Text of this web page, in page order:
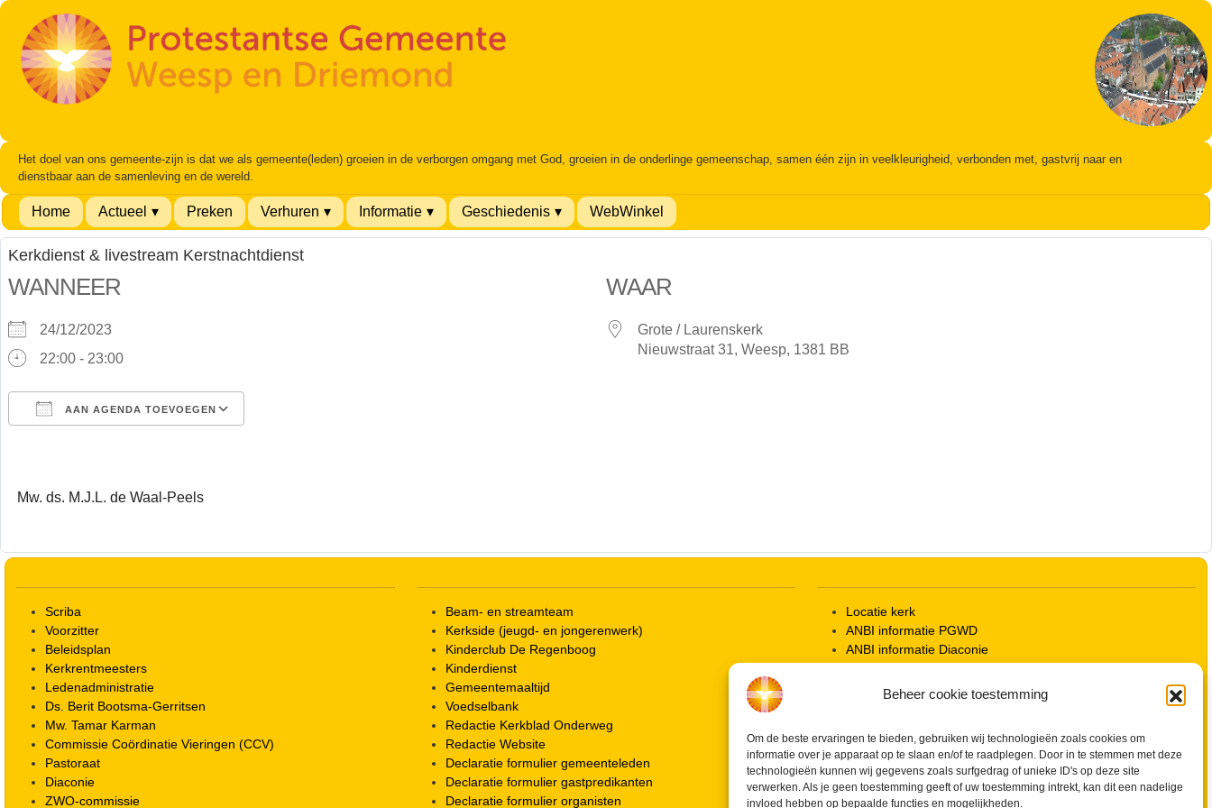
Beheer cookie toestemming
Om de beste ervaringen te bieden, gebruiken wij technologieën zoals cookies om
informatie over je apparaat op te slaan en/of te raadplegen. Door in te stemmen met deze
technologieën kunnen wij gegevens zoals surfgedrag of unieke ID's op deze site
verwerken. Als je geen toestemming geeft of uw toestemming intrekt, kan dit een nadelige
invloed hebben op bepaalde functies en mogelijkheden.
Het doel van ons gemeente-zijn is dat we als gemeente(leden) groeien in de verborgen omgang met God, groeien in de onderlinge gemeenschap, samen één zijn in veelkleurigheid, verbonden met, gastvrij naar en
dienstbaar aan de samenleving en de wereld.
Home Actueel Preken Verhuren Informatie Geschiedenis WebWinkel
Kerkdienst & livestream Kerstnachtdienst
WANNEER
24/12/2023
22:00 - 23:00
AAN AGENDA TOEVOEGEN
WAAR
Grote / Laurenskerk
Nieuwstraat 31, Weesp, 1381 BB
Mw. ds. M.J.L. de Waal-Peels
Scriba
Voorzitter
Beleidsplan
Kerkrentmeesters
Ledenadministratie
Ds. Berit Bootsma-Gerritsen
Mw. Tamar Karman
Commissie Coördinatie Vieringen (CCV)
Pastoraat
Diaconie
ZWO-commissie
Beam- en streamteam
Kerkside (jeugd- en jongerenwerk)
Kinderclub De Regenboog
Kinderdienst
Gemeentemaaltijd
Voedselbank
Redactie Kerkblad Onderweg
Redactie Website
Declaratie formulier gemeenteleden
Declaratie formulier gastpredikanten
Declaratie formulier organisten
Locatie kerk
ANBI informatie PGWD
ANBI informatie Diaconie
Info Kerkelijke gebouwen / koster
Redactiestatuut voor kerkblad en website
Privacy
Streaming Protocol
Cookiebeleid (EU)
Zoeken